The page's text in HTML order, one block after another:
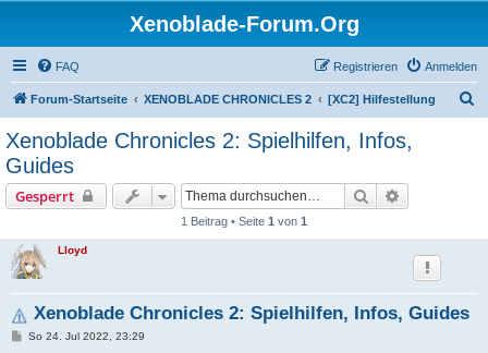
Xenoblade-Forum.Org
FAQ Anmelden
Registrieren
Forum-Startseite XENOBLADE CHRONICLES 2 [XC2] Hilfestellung
Xenoblade Chronicles 2: Spielhilfen, Infos,
Guides
Gesperrt Suche
1 Beitrag • Seite 1 von 1
Lloyd
Xenoblade Chronicles 2: Spielhilfen, Infos, Guides
BSo 24. Jul 2022, 23:29